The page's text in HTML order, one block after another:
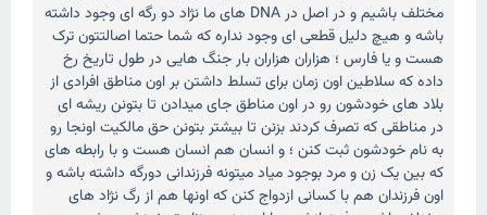
مختلف باشیم و در اصل در DNA های ما نژاد دو رگه ای وجود داشته
باشه و هیچ دلیل قطعی ای وجود نداره که شما حتما اصالتتون ترک
هست و یا فارس ؛ هزاران هزاران بار جنگ هایی در طول تاریخ رخ
داده که سلاطین اون زمان برای تسلط داشتن بر اون مناطق افرادی از
بلاد های خودشون رو در اون مناطق جای میدادن تا بتونن ریشه ای
در مناطقی که تصرف کردند بزنن تا بیشتر بتونن حق مالکیت اونجا رو
به نام خودشون ثبت کنن ؛ و انسان هم انسان هست و با رابطه های
که بین یک زن و مرد بوجود میاد میتونه فرزندانی دورگه داشته باشه و
اون فرزندان هم با کسانی ازدواج کنن که اونها هم از رگ نژاد های